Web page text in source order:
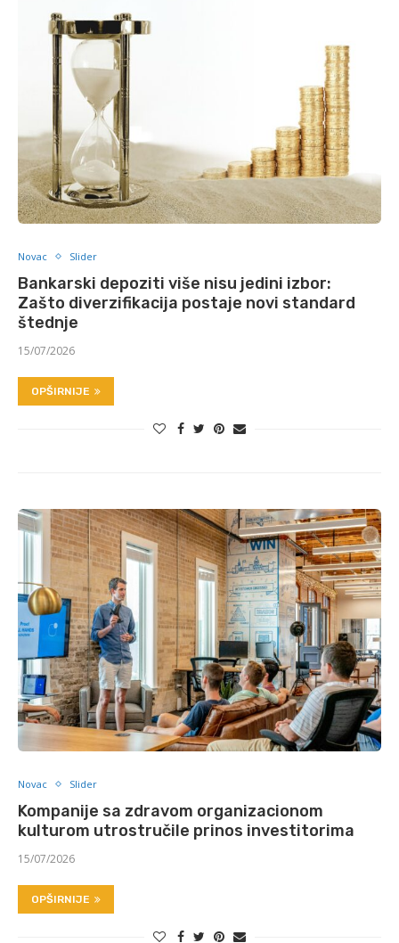
Novac Slider
Bankarski depoziti više nisu jedini izbor:
Zašto diverzifikacija postaje novi standard
štednje
15/07/2026
OPŠIRNIJE
Novac Slider
Kompanije sa zdravom organizacionom
kulturom utrostručile prinos investitorima
15/07/2026
OPŠIRNIJE